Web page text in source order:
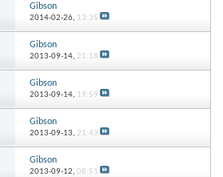
Gibson
2014-02-26, 13:35
Gibson
2013-09-14, 21:18
Gibson
2013-09-14, 19:59
Gibson
2013-09-13, 21:43
Gibson
2013-09-12,08:51